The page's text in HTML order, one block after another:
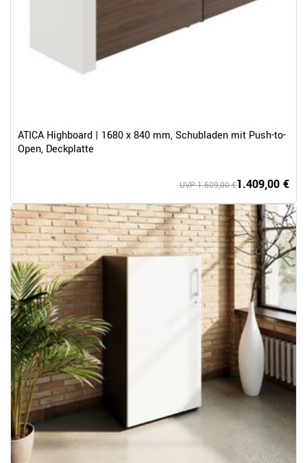
ATICA Highboard | 1680 x 840 mm, Schubladen mit Push-to-
Open, Deckplatte
1.409,00 €
UVP 1.609,00 €